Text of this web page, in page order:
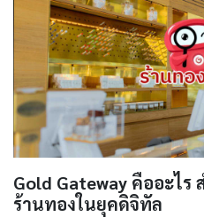
Gold Gateway คืออะไร
ร้านทองในยุคดิจิทัล